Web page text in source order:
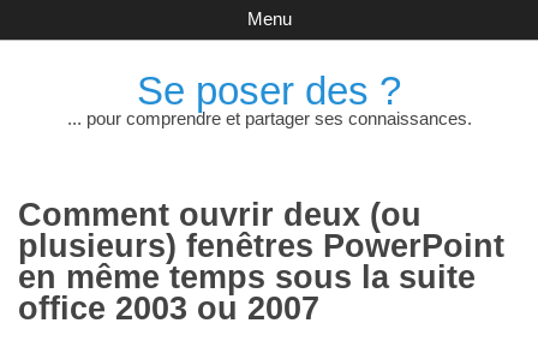
Se poser des ?
... pour comprendre et partager ses connaissances.
Menu
Comment ouvrir deux (ou
plusieurs) fenêtres PowerPoint
en même temps sous la suite
office 2003 ou 2007